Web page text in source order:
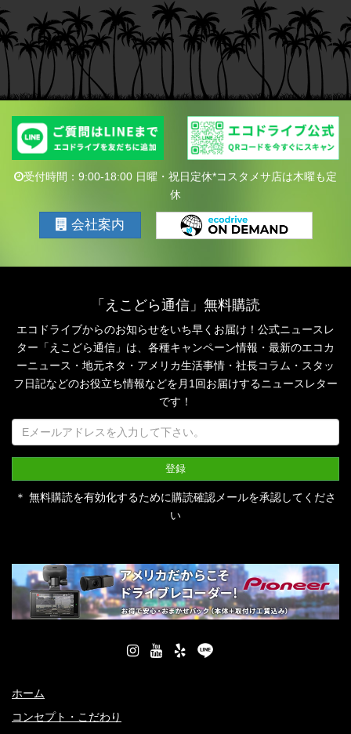
受付時間：9:00-18:00 日曜・祝日定休*コスタメサ店は木曜も定
休
会社案内
「えこどら通信」無料購読
エコドライブからのお知らせをいち早くお届け！公式ニュースレ
ター「えこどら通信」は、 各種キャンペーン情報・最新のエコカ
ーニュース・地元ネタ・アメリカ生活事情・社長コラム・ スタッ
フ日記などのお役立ち情報などを月1回お届けするニュースレター
です！
＊ 無料購読を有効化するために購読確認メールを承認してくださ
い
ホーム
コンセプト・こだわり